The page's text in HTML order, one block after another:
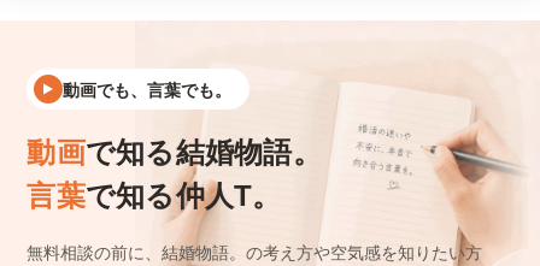
動画でも、言葉でも。
動画で知る結婚物語。
言葉で知る仲人T。
無料相談の前に、結婚物語。の考え方や空気感を知りたい方